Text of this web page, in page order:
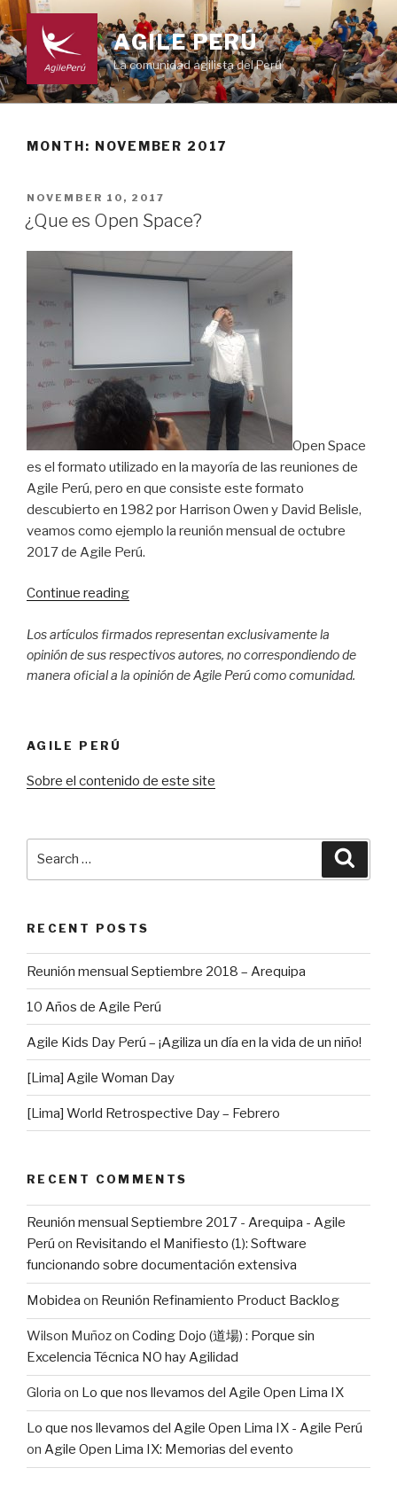
Skip
to
content
AGILE PERÚ
La comunidad agilista del Perú
MONTH: NOVEMBER 2017
POSTED
ON
NOVEMBER 10, 2017
¿Que es Open Space?
Open Space
es el formato utilizado en la mayoría de las reuniones de
Agile Perú, pero en que consiste este formato
descubierto en 1982 por Harrison Owen y David Belisle,
veamos como ejemplo la reunión mensual de octubre
2017 de Agile Perú.
Continue reading
Open
Space?”
Los artículos firmados representan exclusivamente la
opinión de sus respectivos autores, no correspondiendo de
manera oficial a la opinión de Agile Perú como comunidad.
AGILE PERÚ
Sobre el contenido de este site
RECENT POSTS
Reunión mensual Septiembre 2018 – Arequipa
10 Años de Agile Perú
Agile Kids Day Perú – ¡Agiliza un día en la vida de un niño!
[Lima] Agile Woman Day
[Lima] World Retrospective Day – Febrero
RECENT COMMENTS
Reunión mensual Septiembre 2017 - Arequipa - Agile
Perú on Revisitando el Manifiesto (1): Software
funcionando sobre documentación extensiva
Mobidea on Reunión Refinamiento Product Backlog
Wilson Muñozon Coding Dojo (道場) : Porque sin
Excelencia Técnica NO hay Agilidad
Gloria on Lo que nos llevamos del Agile Open Lima IX
Lo que nos llevamos del Agile Open Lima IX - Agile Perú
on Agile Open Lima IX: Memorias del evento